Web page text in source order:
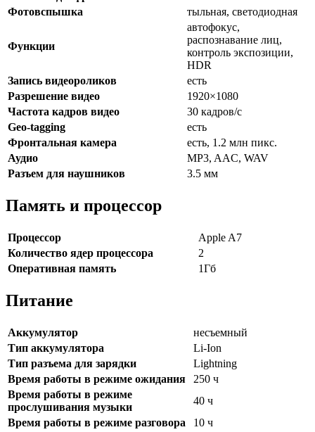
Фотовспышка
тыльная, светодиодная
Функции
автофокус,
распознавание лиц,
контроль экспозиции,
HDR
Запись видеороликов
есть
Разрешение видео
1920×1080
Частота кадров видео
30 кадров/с
Geo-tagging
есть
Фронтальная камера
есть, 1.2 млн пикс.
Аудио
MP3, AAC, WAV
Разъем для наушников
3.5 мм
Память и процессор
Процессор
Apple A7
Количество ядер процессора
2
Оперативная память
1Гб
Питание
Аккумулятор
несъемный
Тип аккумулятора
Li-Ion
Тип разъема для зарядки
Lightning
Время работы в режиме ожидания
250 ч
Время работы в режиме
прослушивания музыки
40 ч
Время работы в режиме разговора
10 ч